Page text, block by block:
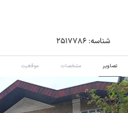
شناسه: 2517786
تصاویر مشخصات موقعیت